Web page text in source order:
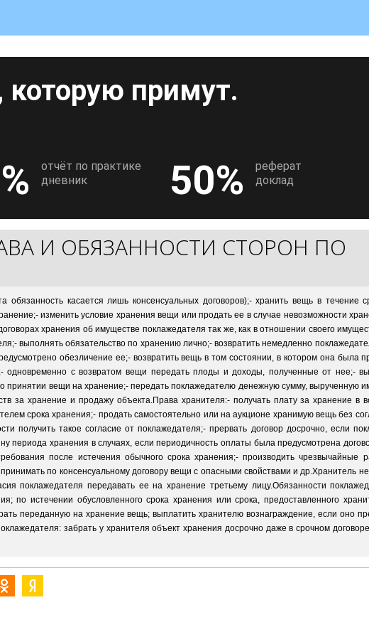
примут.
отчёт по практике
дневник
50%
реферат
доклад
И ОБЯЗАННОСТИ СТОРОН ПО
касается лишь консенсуальных договоров);- хранить вещь в течение
изменить условие хранения вещи или продать ее в случае невозможности
хранения об имуществе поклажедателя так же, как в отношении своего
выполнять обязательство по хранению лично;- возвратить немедленно
обезличение ее;- возвратить вещь в том состоянии, в котором она была
одновременно с возвратом вещи передать плоды и доходы, полученные от нее;-
принятии вещи на хранение;- передать поклажедателю денежную сумму, вырученную
за хранение и продажу объекта.Права хранителя:- получать плату за хранение в
срока хранения;- продать самостоятельно или на аукционе хранимую вещь без
получить такое согласие от поклажедателя;- прервать договор досрочно, если
периода хранения в случаях, если периодичность оплаты была предусмотрена
после истечения обычного срока хранения;- производить чрезвычайные
по консенсуальному договору вещи с опасными свойствами и др.Хранитель не
поклажедателя передавать ее на хранение третьему лицу.Обязанности
по истечении обусловленного срока хранения или срока, предоставленного
переданную на хранение вещь; выплатить хранителю вознаграждение, если оно
забрать у хранителя объект хранения досрочно даже в срочном